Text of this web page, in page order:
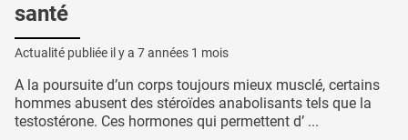
santé
Actualité publiée il y a 7 années 1 mois
A la poursuite d’un corps toujours mieux musclé, certains
hommes abusent des stéroïdes anabolisants tels que la
testostérone. Ces hormones qui permettent d’ ...